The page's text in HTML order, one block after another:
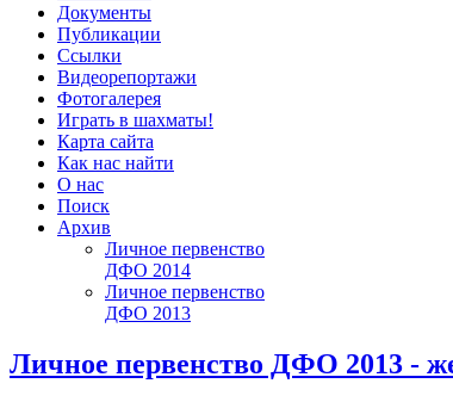
Документы
Публикации
Ссылки
Видеорепортажи
Фотогалерея
Играть в шахматы!
Карта сайта
Как нас найти
О нас
Поиск
Архив
Личное первенство
ДФО 2014
Личное первенство
ДФО 2013
Личное первенство ДФО 2013 -